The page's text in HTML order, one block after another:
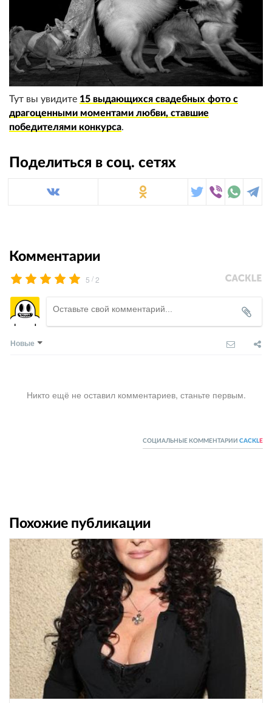
Тут вы увидите 15 выдающихся свадебных фото с
драгоценными моментами любви, ставшие
победителями конкурса.
Поделиться в соц. сетях
Комментарии
5 /2
Новые
Никто ещё не оставил комментариев, станьте первым.
СОЦИАЛЬНЫЕ КОММЕНТАРИИ CACKL E
Похожие публикации